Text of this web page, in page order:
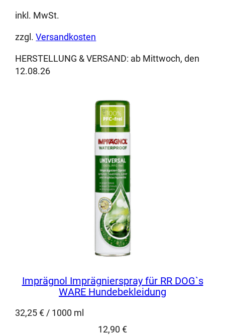
inkl. MwSt.
zzgl.Versandkosten
HERSTELLUNG & VERSAND: ab Mittwoch, den
12.08.26
Imprägnol Imprägnierspray für RR DOG`s
WARE Hundebekleidung
32,25€/ 1000 ml
12,90 €